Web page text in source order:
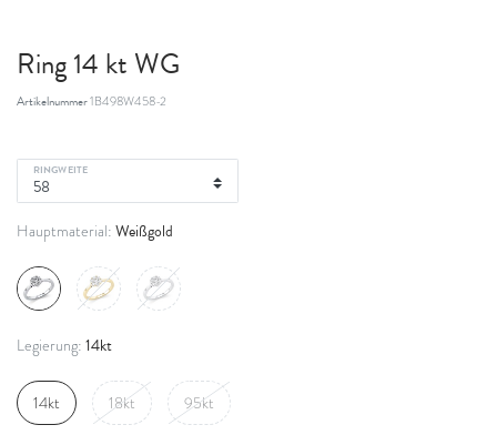
Ring 14 kt WG
Artikelnummer1B498W458-2
RINGWEITE
Hauptmaterial: Weißgold
Legierung: 14kt
14kt 18kt 95kt